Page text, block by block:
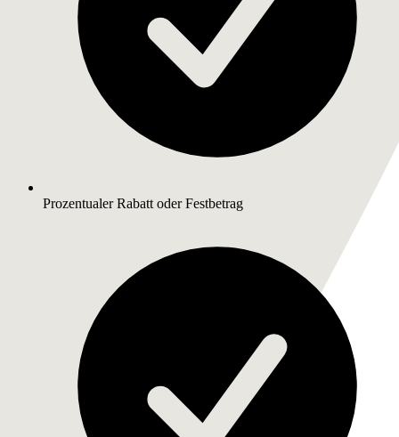
Prozentualer Rabatt oder Festbetrag